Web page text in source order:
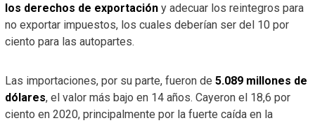
los derechos de exportacióny adecuar los reintegros para
no exportar impuestos, los cuales deberían ser del 10 por
ciento para las autopartes.
Las importaciones, por su parte, fueron de 5.089 millones de
dólares, el valor más bajo en 14 años. Cayeron el 18,6 por
ciento en 2020, principalmente por la fuerte caída en la